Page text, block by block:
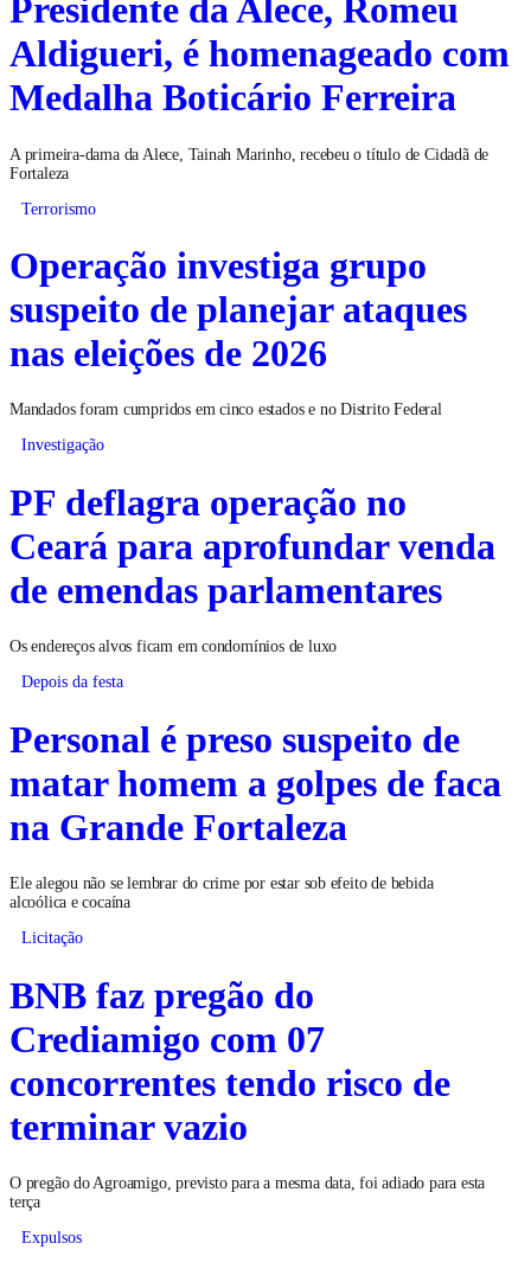
Aldigueri, é homenageado com
Medalha Boticário Ferreira
A primeira-dama da Alece, Tainah Marinho, recebeu o título de Cidadã de
Fortaleza
Terrorismo
Operação investiga grupo
suspeito de planejar ataques
nas eleições de 2026
Mandados foram cumpridos em cinco estados e no Distrito Federal
Investigação
PF deflagra operação no
Ceará para aprofundar venda
de emendas parlamentares
Os endereços alvos ficam em condomínios de luxo
Depois da festa
Personal é preso suspeito de
matar homem a golpes de faca
na Grande Fortaleza
Ele alegou não se lembrar do crime por estar sob efeito de bebida
alcoólica e cocaína
Licitação
BNB faz pregão do
Crediamigo com 07
concorrentes tendo risco de
terminar vazio
O pregão do Agroamigo, previsto para a mesma data, foi adiado para esta
terça
Expulsos